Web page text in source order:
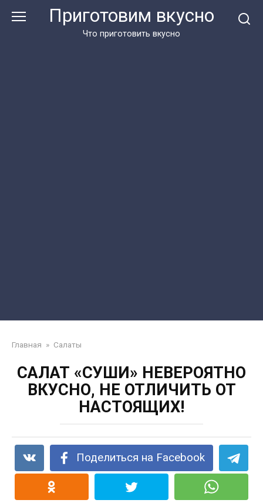
Приготовим вкусно
Что приготовить вкусно
Главная » Салаты
САЛАТ «СУШИ» НЕВЕРОЯТНО
ВКУСНО, НЕ ОТЛИЧИТЬ ОТ
НАСТОЯЩИХ!
Поделиться на Facebook